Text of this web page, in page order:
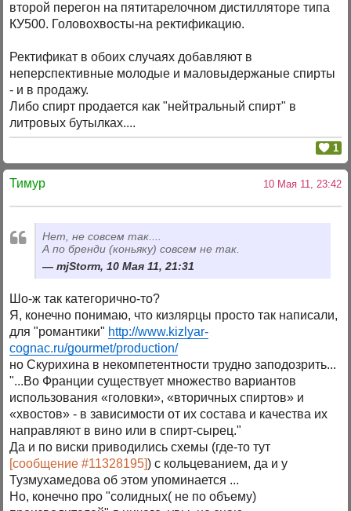
второй перегон на пятитарелочном дистилляторе типа
КУ500. Головохвосты-на ректификацию.
Ректификат в обоих случаях добавляют в
неперспективные молодые и маловыдержаные спирты
- и в продажу.
Либо спирт продается как "нейтральный спирт" в
литровых бутылках....
1
Тимур 10 Мая 11, 23:42
Нет, не совсем так....
А по бренди (коньяку) совсем не так.
mjStorm, 10 Мая 11, 21:31
Шо-ж так категорично-то?
Я, конечно понимаю, что кизлярцы просто так написали,
для "романтики" http://www.kizlyar-
cognac.ru/gourmet/production/
но Скурихина в некомпетентности трудно заподозрить...
"...Во Франции существует множество вариантов
использования «головки», «вторичных спиртов» и
«хвостов» - в зависимости от их состава и качества их
направляют в вино или в спирт-сырец."
Да и по виски приводились схемы (где-то тут
[сообщение #11328195]) с кольцеванием, да и у
Тузмухамедова об этом упоминается ...
Но, конечно про "солидных( не по объему)